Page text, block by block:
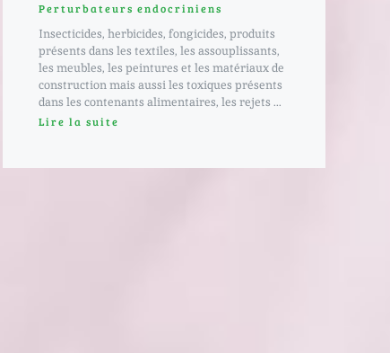
Perturbateurs endocriniens
Insecticides, herbicides, fongicides, produits
présents dans les textiles, les assouplissants,
les meubles, les peintures et les matériaux de
construction mais aussi les toxiques présents
dans les contenants alimentaires, les rejets ...
Lire la suite